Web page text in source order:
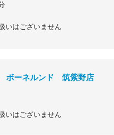
いはございません
ーネルンド 筑紫野店
いはございません